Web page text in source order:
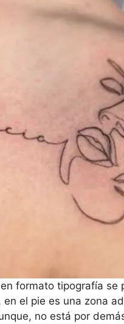
en formato tipografía se
el pie es una zona
no está por